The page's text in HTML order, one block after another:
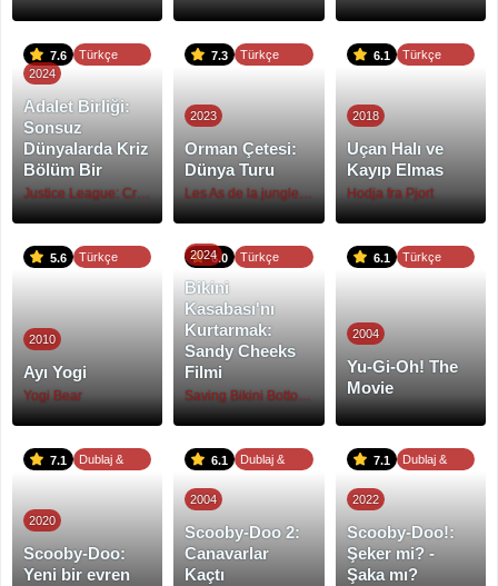
7.6
Türkçe
2024
Adalet Birliği:
Sonsuz
Dünyalarda Kriz
Bölüm Bir
Justice League: Crisis on Infinite Earths Part One
7.3
Türkçe
2023
Orman Çetesi:
Dünya Turu
Les As de la jungle 2 : Opération tour du monde
6.1
Türkçe
2018
Uçan Halı ve
Kayıp Elmas
Hodja fra Pjort
5.6
Türkçe
2010
Ayı Yogi
Yogi Bear
6.0
Türkçe
2024
Bikini
Kasabası'nı
Kurtarmak:
Sandy Cheeks
Filmi
Saving Bikini Bottom: The Sandy Cheeks Movie
6.1
Türkçe
2004
Yu-Gi-Oh! The
Movie
7.1
Dublaj &
2020
Scooby-Doo:
Yeni bir evren
6.1
Dublaj &
2004
Scooby-Doo 2:
Canavarlar
Kaçtı
7.1
Dublaj &
2022
Scooby-Doo!:
Şeker mi? -
Şaka mı?